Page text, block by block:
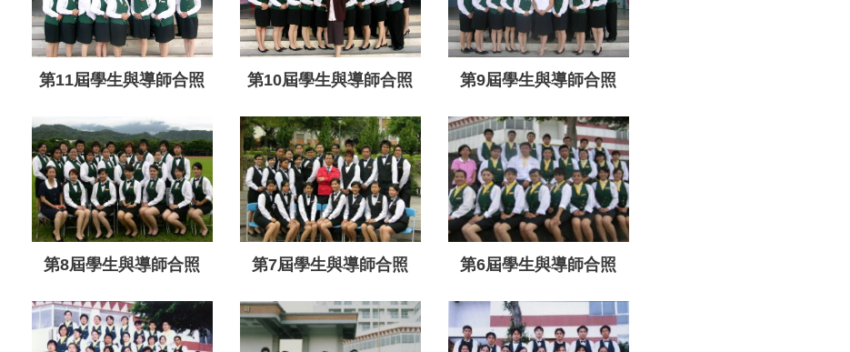
第11屆學生與導師合照 第10屆學生與導師合照 第9屆學生與導師合照
第8屆學生與導師合照 第7屆學生與導師合照 第6屆學生與導師合照